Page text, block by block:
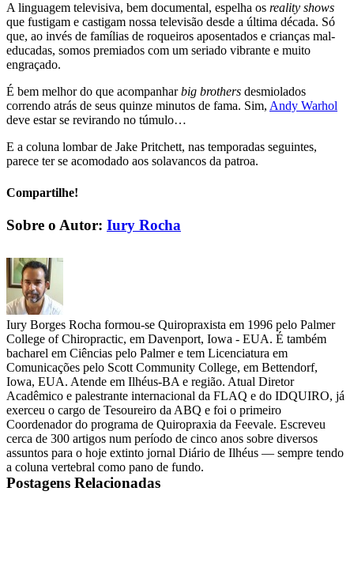
A linguagem televisiva, bem documental, espelha os reality shows
que fustigam e castigam nossa televisão desde a última década. Só
que, ao invés de famílias de roqueiros aposentados e crianças mal-
educadas, somos premiados com um seriado vibrante e muito
engraçado.
É bem melhor do que acompanharbig brothers desmiolados
correndo atrás de seus quinze minutos de fama. Sim, Andy Warhol
deve estar se revirando no túmulo…
E a coluna lombar de Jake Pritchett, nas temporadas seguintes,
parece ter se acomodado aos solavancos da patroa.
Compartilhe!
Facebook
X
LinkedIn
WhatsApp
E-
Sobre o Autor: Iury Rocha
Iury Borges Rocha formou-se Quiropraxista em 1996 pelo Palmer
College of Chiropractic, em Davenport, Iowa - EUA. É também
bacharel em Ciências pelo Palmer e tem Licenciatura em
Comunicações pelo Scott Community College, em Bettendorf,
Iowa, EUA. Atende em Ilhéus-BA e região. Atual Diretor
Acadêmico e palestrante internacional da FLAQ e do IDQUIRO, já
exerceu o cargo de Tesoureiro da ABQ e foi o primeiro
Coordenador do programa de Quiropraxia da Feevale. Escreveu
cerca de 300 artigos num período de cinco anos sobre diversos
assuntos para o hoje extinto jornal Diário de Ilhéus — sempre tendo
a coluna vertebral como pano de fundo.
Postagens Relacionadas